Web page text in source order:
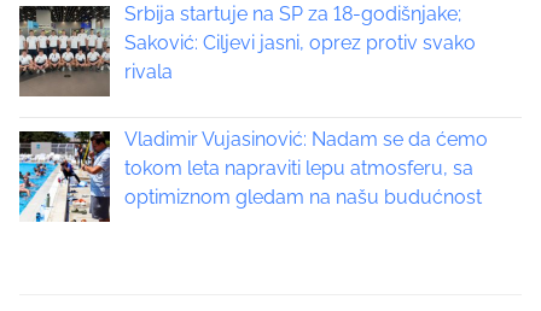
i
g
a
t
Srbija startuje na SP za 18-godišnjake;
Saković: Ciljevi jasni, oprez protiv svako
rivala
Vladimir Vujasinović: Nadam se da ćemo
tokom leta napraviti lepu atmosferu, sa
optimiznom gledam na našu budućnost